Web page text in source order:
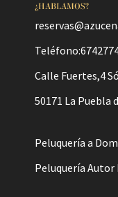
¿HABLAMOS?
Calle Fuertes,4
50171 La Puebla
Peluquería a
Peluquería Autor